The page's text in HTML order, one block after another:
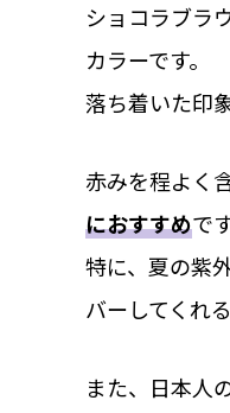
ショコラブラ
カラーです。
落ち着いた印
赤みを程よく
におすすめで
特に、夏の紫
バーしてくれ
また、日本人